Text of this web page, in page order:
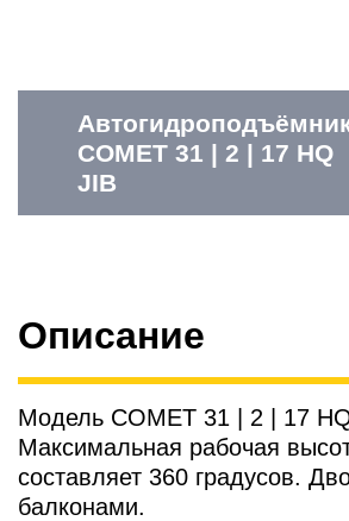
COMET 31 | 2 | 17 HQ
JIB
Описание
Модель COMET 31 | 2 | 17
Максимальная рабочая
составляет 360 градусов.
балконами.